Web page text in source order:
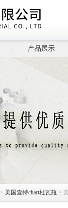
产品展示
> 美国查特chart杜瓦瓶 >